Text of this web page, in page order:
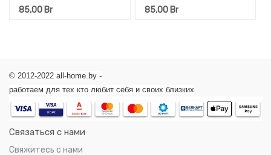
ириса, 10 рулонов в
85,00 Br
ромашки, 10 рулонов в
85,00Br
© 2012-2022 all-home.by -
работаем для тех кто любит себя и своих близких
Связаться с нами
Свяжитесь с нами